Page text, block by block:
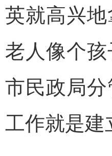
英就高兴
老人像个
市民政局
工作就是